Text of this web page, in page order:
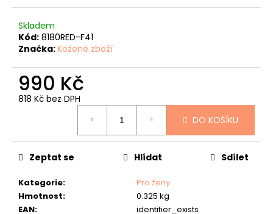
Skladem
Kód: 8180RED-F41
Značka:Kožené zboží
990 Kč
818 Kč bez DPH
DO KOŠÍKU
Kategorie:
Pro ženy
Hmotnost:
0.325 kg
EAN:
identifier_exists
Zeptat se Hlídat Sdílet
e
m
e
MYSLIVECKÁ
PENĚŽENKA
-
40
Kč